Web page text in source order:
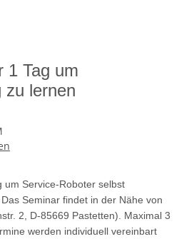
1 Tag um
zu lernen
um Service-Roboter selbst
Seminar findet in der Nähe von
2, D-85669 Pastetten). Maximal 3
werden individuell vereinbart